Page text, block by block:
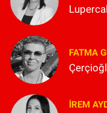
FATMA
İREM